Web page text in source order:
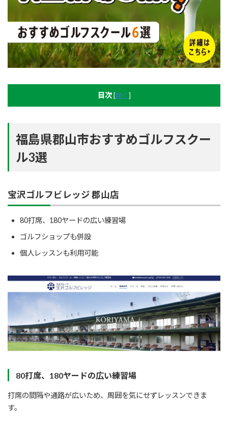
目次 [開く ]
福島県郡山市おすすめゴルフスクー
ル3選
宝沢ゴルフビレッジ 郡山店
80打席、180ヤードの広い練習場
ゴルフショップも併設
個人レッスンも利用可能
80打席、180ヤードの広い練習場
打席の間隔や通路が広いため、周囲を気にせずレッスンできま
す。